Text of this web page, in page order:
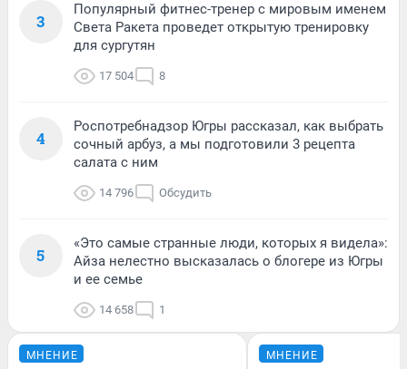
3
Популярный фитнес-тренер с мировым именем
Света Ракета проведет открытую тренировку
для сургутян
17 504 8
4
Роспотребнадзор Югры рассказал, как выбрать
сочный арбуз, а мы подготовили 3 рецепта
салата с ним
14 796 Обсудить
5
«Это самые странные люди, которых я видела»:
Айза нелестно высказалась о блогере из Югры
и ее семье
14 658 1
МНЕНИЕ МНЕНИЕ